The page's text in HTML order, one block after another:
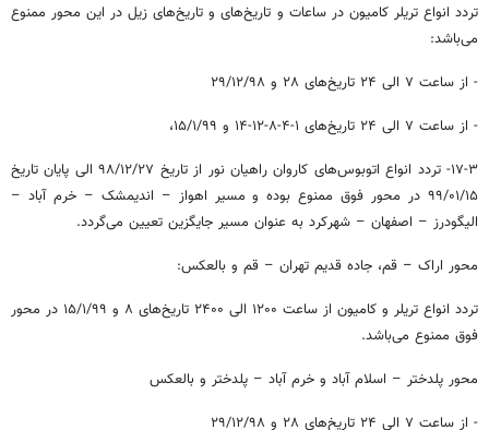
تردد انواع تریلر کامیون در ساعات و تاریخ‌های و تاریخ‌های زیل در این محور ممنوع
می‌باشد:
- از ساعت ۷ الی ۲۴ تاریخ‌های ۲۸ و ۲۹/۱۲/۹۸
- از ساعت ۷ الی ۲۴ تاریخ‌های ۱-۴-۸-۱۲-۱۴ و ۱۵/۱/۹۹،
۱۷-۳- تردد انواع اتوبوس‌های کاروان راهیان نور از تاریخ ۲۷/‏۱۲/‏۹۸‬ الی پایان تاریخ
۱۵/‏۰۱/‏۹۹‬ در محور فوق ممنوع بوده و مسیر اهواز – اندیمشک – خرم آباد –
الیگودرز – اصفهان – شهرکرد به عنوان مسیر جایگزین تعیین می‌گردد.
محور اراک – قم، جاده قدیم تهران – قم و بالعکس:
تردد انواع تریلر و کامیون از ساعت ۱۲۰۰ الی ۲۴۰۰ تاریخ‌های ۸ و ۱۵/۱/۹۹ در محور
فوق ممنوع می‌باشد.
محور پلدختر – اسلام آباد و خرم آباد – پلدختر و بالعکس
- از ساعت ۷ الی ۲۴ تاریخ‌های ۲۸ و ۲۹/۱۲/۹۸